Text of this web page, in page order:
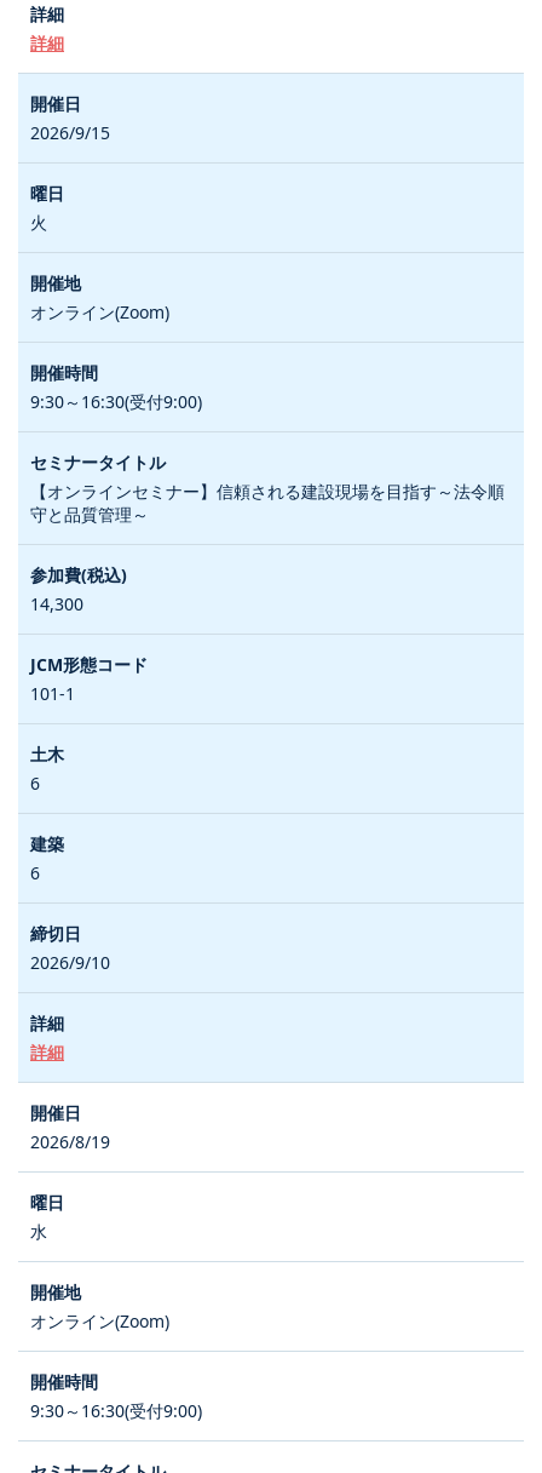
詳細
2026/9/15
火
オンライン(Zoom)
9:30～16:30(受付9:00)
【オンラインセミナー】信頼される建設現場を目指す～法令順
守と品質管理～
14,300
101-1
6
6
2026/9/10
詳細
2026/8/19
水
オンライン(Zoom)
9:30～16:30(受付9:00)